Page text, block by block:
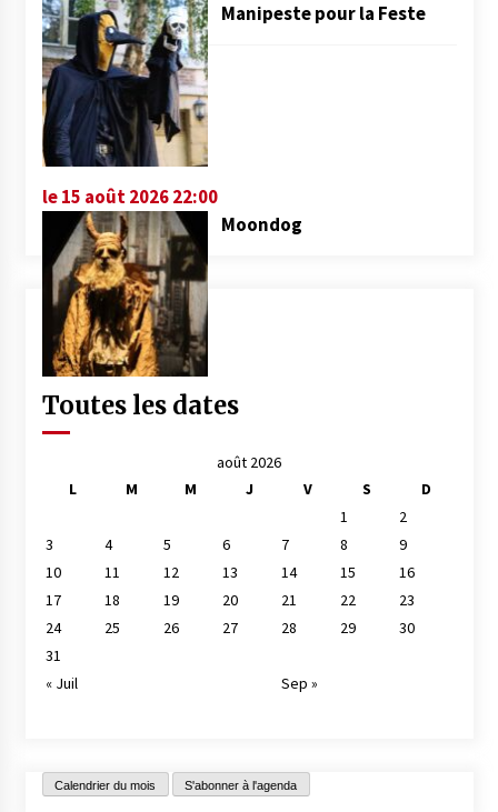
Manipeste pour la Feste
le 15 août 2026 22:00
Moondog
Toutes les dates
août 2026
L
M M J V S
D
1
2
3
4 5 6 7 8
9
10
11 12 13 14 15
16
17
18 19 20 21 22
23
24
25 26 27 28 29
30
31
« Juil
Sep »
Calendrier du mois S'abonner à l'agenda